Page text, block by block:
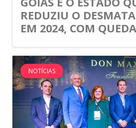
REDUZIU O
EM 2024, COM
NOTÍCIAS